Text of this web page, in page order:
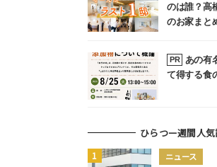
のは誰？高
のお家まと
PR
あの有
て得する食
ひらつー週間人
ニュース